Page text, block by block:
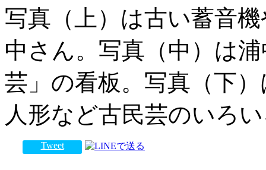
写真（上）は古い蓄音
中さん。写真（中）は
芸」の看板。写真（下
人形など古民芸のいろ
Tweet